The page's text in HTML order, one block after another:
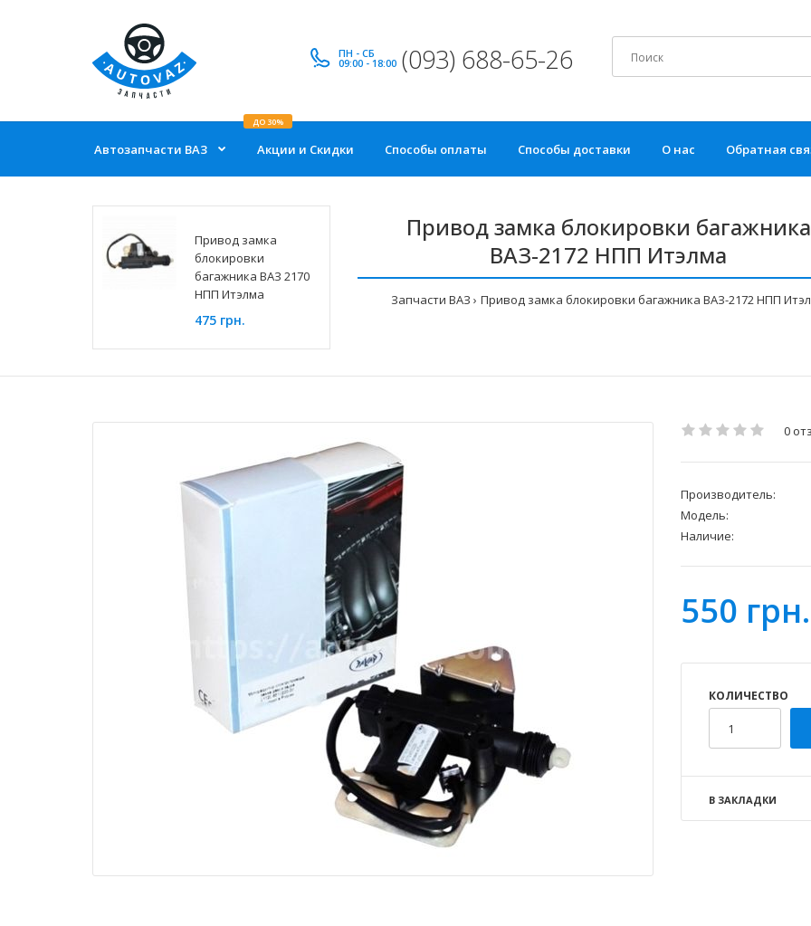
ПН - СБ
09:00 - 18:00 (093) 688-65-26
Автозапчасти ВАЗ Акции и Скидки
ДО 30%
Способы оплаты Способы доставки О нас Обратная
Привод замка
блокировки
багажника ВАЗ 2170
НПП Итэлма
475 грн.
Привод замка блокировки багажника
ВАЗ-2172 НПП Итэлма
Запчасти ВАЗ Привод замка блокировки багажника ВАЗ-2172 НПП
0
Производитель:
Модель:
Наличие:
550 грн.
КОЛИЧЕСТВО
В ЗАКЛАДКИ